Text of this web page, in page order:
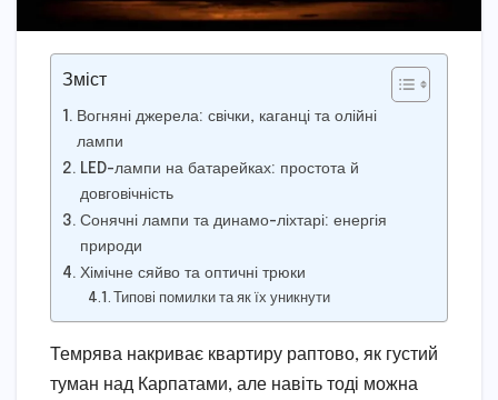
Зміст
Вогняні джерела: свічки, каганці та олійні
лампи
LED-лампи на батарейках: простота й
довговічність
Сонячні лампи та динамо-ліхтарі: енергія
природи
Хімічне сяйво та оптичні трюки
Типові помилки та як їх уникнути
Темрява накриває квартиру раптово, як густий
туман над Карпатами, але навіть тоді можна